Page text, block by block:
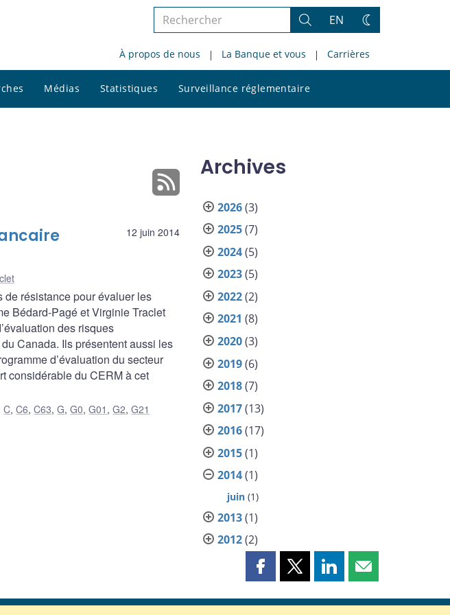
Rechercher
le
site
Rechercher
EN
Changez
thème
À propos de nous La Banque et vous Carrières
Médias Statistiques Surveillance réglementaire
le
12 juin 2014
de résistance pour évaluer les
Bédard-Pagé et Virginie Traclet
des risques
Canada. Ils présentent aussi les
d’évaluation du secteur
considérable du CERM à cet
C,C6,C63,G,G0,G01 ,G2,G21
Archives
2026(3)
2025(7)
2024(5)
2023(5)
2022(2)
2021 (8)
2020(3)
2019(6)
2018(7)
2017(13)
2016(17)
2015(1)
2014(1)
juin (1)
2013(1)
2012(2)
Partager
page
Partager
page
Partager
page
Partager
page